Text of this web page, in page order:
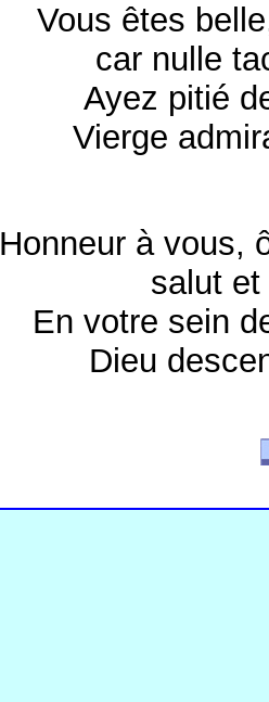
Vous êtes
car nulle
Ayez pitié
Vierge
Honneur à vous,
salut
En votre sein
Dieu